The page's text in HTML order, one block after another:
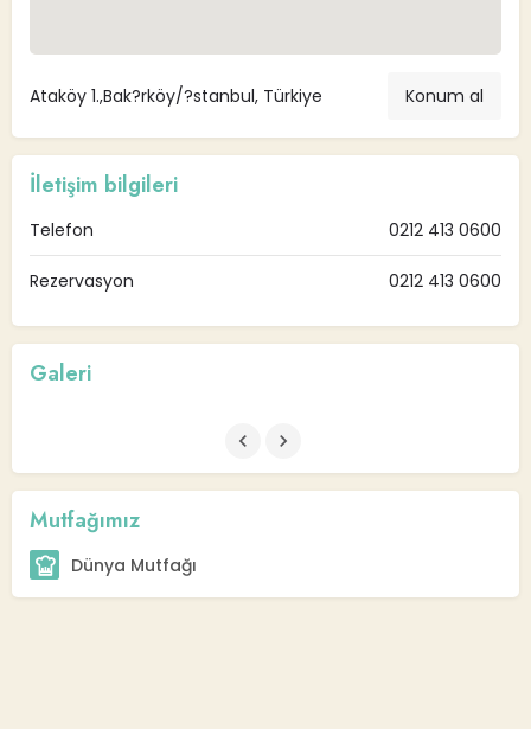
Ataköy 1.,Bak?rköy/?stanbul, Türkiye Konum al
İletişim bilgileri
Telefon 0212 413 0600
Rezervasyon 0212 413 0600
Galeri
Mutfağımız
Dünya Mutfağı